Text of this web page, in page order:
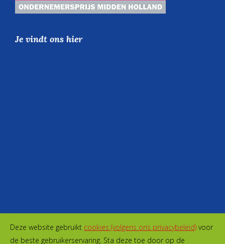
Je vindt ons hier
Deze website gebruikt cookies (volgens ons privacybeleid) voor
de beste gebruikerservaring. Sta deze toe door op de